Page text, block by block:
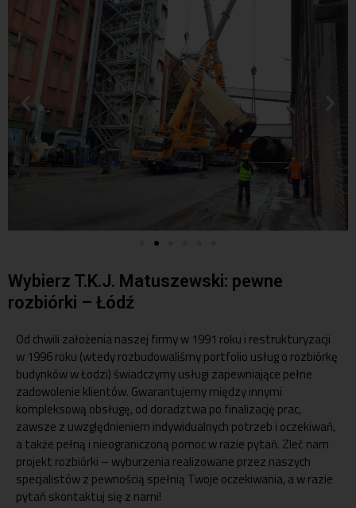
Wybierz T.K.J. Matuszewski: pewne
rozbiórki – Łódź
Od chwili założenia naszej firmy w 1991 roku i restrukturyzacji
w 1996 roku (wtedy rozbudowaliśmy portfolio usług o rozbiórkę
budynków w Łodzi) świadczymy usługi zapewniające pełne
zadowolenie klientów. Gwarantujemy między innymi
kompleksową obsługę, od doradztwa po finalizację prac,
zawsze z uwzględnieniem indywidualnych potrzeb i oczekiwań,
a także pełną i nieograniczoną pomoc w razie pytań. Zleć nam
projekt rozbiórki – wyburzenia realizowane przez naszych
specjalistów z pewnością spełnią Twoje oczekiwania, a w razie
pytań skontaktuj się z nami!